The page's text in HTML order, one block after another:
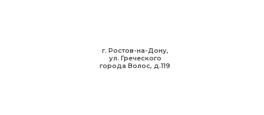
г. Ростов-на-Дону,
ул. Греческого
города Волос, д.119